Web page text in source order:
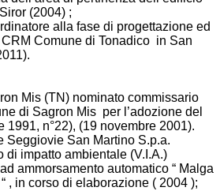
(2004) ;
alla fase di progettazione ed
Comune di Tonadico in San
Mis (TN) nominato commissario
di Sagron Mis per l’adozione del
1991, n°22), (19 novembre 2001).
Seggiovie San Martino S.p.a.
di impatto ambientale (V.I.A.)
ammorsamento automatico “ Malga
, in corso di elaborazione ( 2004 );